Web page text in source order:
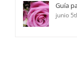
Guía
junio